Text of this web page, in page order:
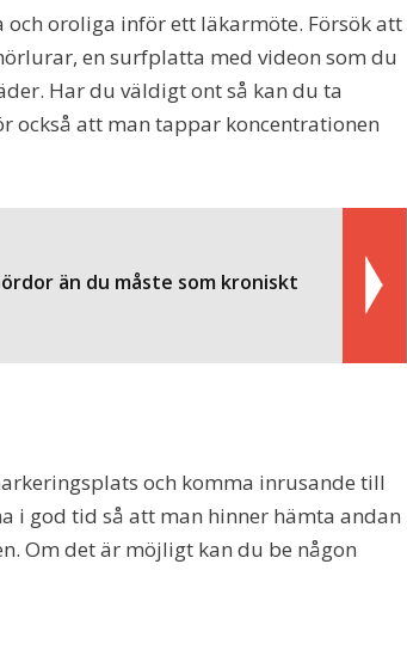
och oroliga inför ett läkarmöte. Försök att
en surfplatta med videon som du
Har du väldigt ont så kan du ta
också att man tappar koncentrationen
än du måste som kroniskt
och komma inrusande till
i god tid så att man hinner hämta andan
Om det är möjligt kan du be någon